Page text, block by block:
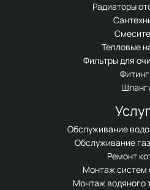
Радиаторы
Тепловые
Фильтры для
Обслуживание
Обслуживание
Ремонт
Монтаж систем
Монтаж водяного